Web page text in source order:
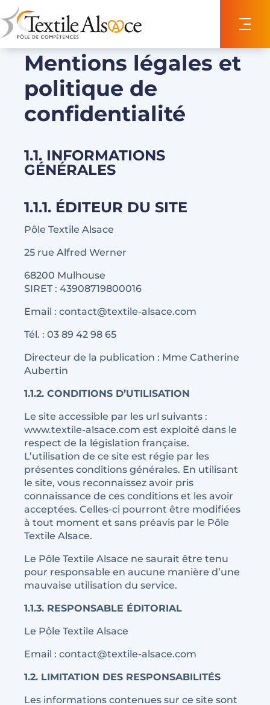
Mentions légales et
politique de
confidentialité
1.1. INFORMATIONS
GÉNÉRALES
1.1.1. ÉDITEUR DU SITE
Pôle Textile Alsace
25 rue Alfred Werner
68200 Mulhouse
SIRET : 43908719800016
Email : contact@textile-alsace.com
Tél. : 03 89 42 98 65
Directeur de la publication : Mme Catherine
Aubertin
1.1.2. CONDITIONS D’UTILISATION
Le site accessible par les url suivants :
www.textile-alsace.com est exploité dans le
respect de la législation française.
L’utilisation de ce site est régie par les
présentes conditions générales. En utilisant
le site, vous reconnaissez avoir pris
connaissance de ces conditions et les avoir
acceptées. Celles-ci pourront être modifiées
à tout moment et sans préavis par le Pôle
Textile Alsace.
Le Pôle Textile Alsace ne saurait être tenu
pour responsable en aucune manière d’une
mauvaise utilisation du service.
1.1.3. RESPONSABLE ÉDITORIAL
Le Pôle Textile Alsace
Email : contact@textile-alsace.com
1.2. LIMITATION DES RESPONSABILITÉS
Les informations contenues sur ce site sont
Panneau de gestion des cookies